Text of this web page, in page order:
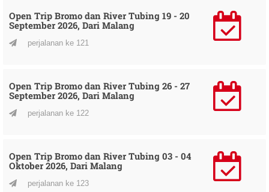
Open Trip Bromo dan River Tubing 19 - 20
September 2026, Dari Malang
perjalanan ke 121
Open Trip Bromo dan River Tubing 26 - 27
September 2026, Dari Malang
perjalanan ke 122
Open Trip Bromo dan River Tubing 03 - 04
Oktober 2026, Dari Malang
perjalanan ke 123